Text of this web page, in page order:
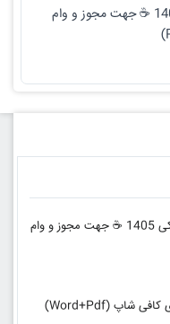
طرح توجیهی کافی شاپ و جگرکی 1405 ☕ جهت مجوز و وام
طرح توجیهی کافی شاپ و جگرکی 1405 ☕ جهت مجوز و وام
طرح توجیهی احداث و راه اندازی کافی شاپ (Word+Pdf)